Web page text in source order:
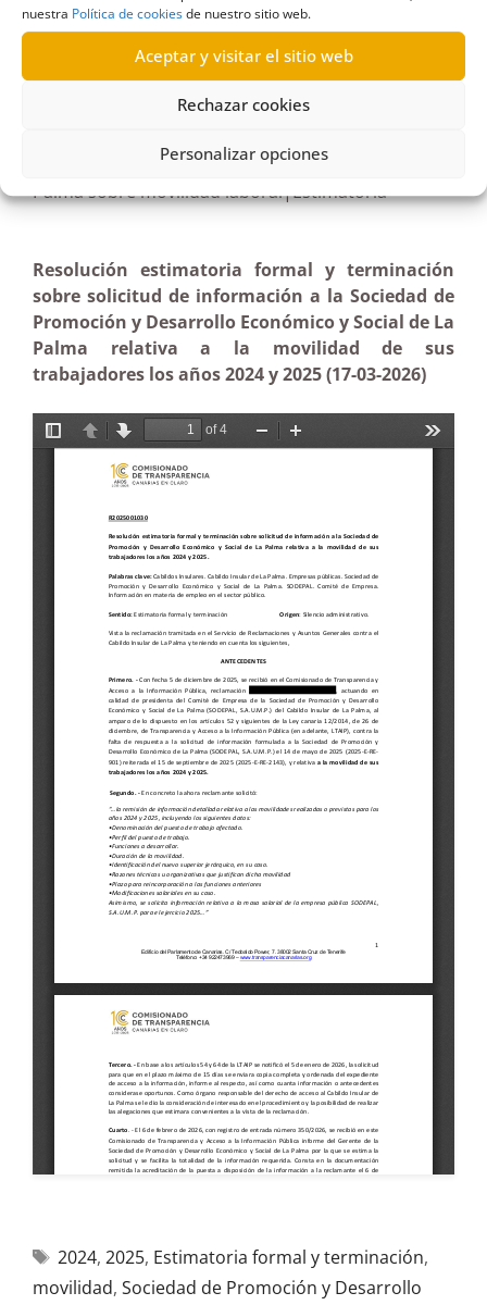
nuestra Política de cookiesde nuestro sitio web.
Aceptar y visitar el sitio web
Rechazar cookies
Personalizar opciones
R1030/2025
20/04/2026
Promoción y Desarrollo Económico y Social de La
Palma sobre movilidad laboral|Estimatoria
Resolución estimatoria formal y terminación
sobre solicitud de información a la Sociedad de
Promoción y Desarrollo Económico y Social de La
Palma relativa a la movilidad de sus
trabajadores los años 2024 y 2025 (17-03-2026)
2024, 2025, Estimatoria formal y terminación,
movilidad, Sociedad de Promoción y Desarrollo